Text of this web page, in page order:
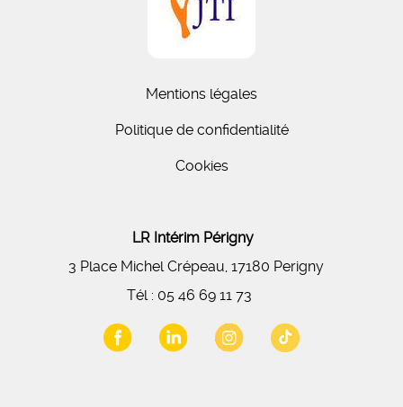
Mentions légales
Politique de confidentialité
Cookies
LR Intérim Périgny
3 Place Michel Crépeau, 17180 Perigny
Tél : 05 46 69 11 73